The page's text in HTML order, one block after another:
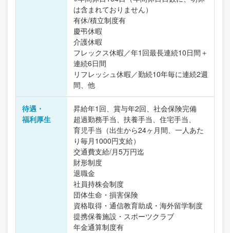
は含まれておりません）
有休/積立制度有
慶弔休暇
介護休暇
フレックス休暇／年1回最長連続10日間＋
連続6日間
リフレッシュ休暇／勤続10年毎に連続2週
間、他
待遇・
福利厚生
昇給年1回、賞与年2回、社会保険完備
超過勤務手当、扶養手当、住宅手当、
育児手当（出生から24ヶ月間、一人あた
り毎月1000円支給）
交通費支給/月5万円迄
財形制度
退職金
社員持株会制度
団体生命・損害保険
資格取得・通信教育助成・海外留学制度
提携保養施設・スポーツクラブ
年金通算制度有